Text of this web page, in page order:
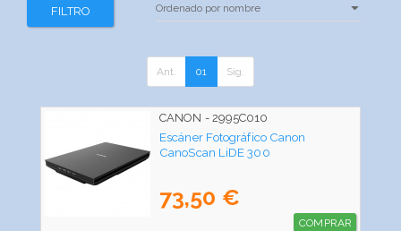
FILTRO
Ant. 01 Sig.
CANON - 2995C010
Escáner Fotográfico Canon
CanoScan LiDE 300
73,50 €
COMPRAR